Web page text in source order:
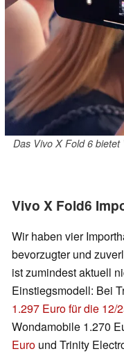
Das Vivo X Fold 6
Vivo X Fold6
Wir haben vier
bevorzugter und
ist zumindest aktuell
Einstiegsmodell: Bei
1.297 Euro für die 12/
Wondamobile 1.270
Euro und Trinity